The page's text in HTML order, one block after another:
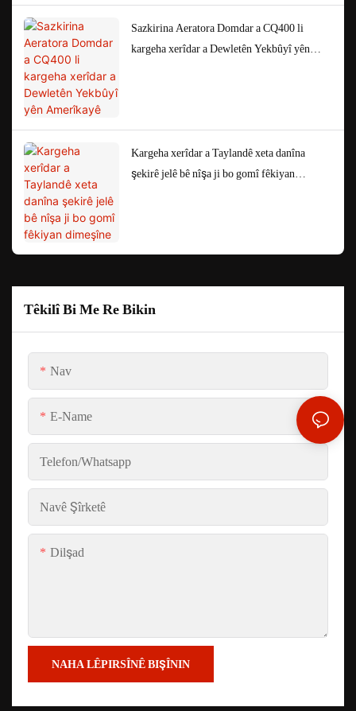
Sazkirina Aeratora Domdar a CQ400 li
kargeha xerîdar a Dewletên Yekbûyî yên
Kargeha xerîdar a Taylandê xeta danîna
şekirê jelê bê nîşa ji bo gomî fêkiyan
Têkilî Bi Me Re Bikin
Nav
E-Name
Telefon/whatsapp
Navê Şîrketê
Dilşad
NAHA LÊPIRSÎNÊ BIŞÎNIN